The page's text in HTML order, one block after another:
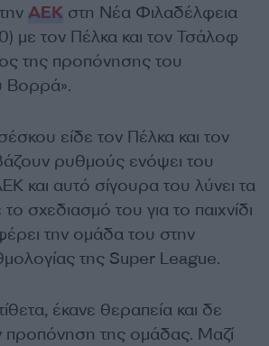
ΑΕΚ στη Νέα Φιλαδέλφεια
με τον Πέλκα και τον Τσάλοφ
της προπόνησης του
Βορρά».
είδε τον Πέλκα και τον
ρυθμούς ενόψει του
και αυτό σίγουρα του λύνει τα
το σχεδιασμό του για το παιχνίδι
την ομάδα του στην
της Super League.
έκανε θεραπεία και δε
προπόνηση της ομάδας. Μαζί